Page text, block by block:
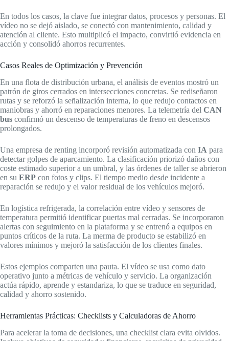
En todos los casos, la clave fue integrar datos, procesos y personas. El
vídeo no se dejó aislado, se conectó con mantenimiento, calidad y
atención al cliente. Esto multiplicó el impacto, convirtió evidencia en
acción y consolidó ahorros recurrentes.
Casos Reales de Optimización y Prevención
En una flota de distribución urbana, el análisis de eventos mostró un
patrón de giros cerrados en intersecciones concretas. Se rediseñaron
rutas y se reforzó la señalización interna, lo que redujo contactos en
maniobras y ahorró en reparaciones menores. La telemetría del CAN
bus confirmó un descenso de temperaturas de freno en descensos
prolongados.
Una empresa de renting incorporó revisión automatizada con IA para
detectar golpes de aparcamiento. La clasificación priorizó daños con
coste estimado superior a un umbral, y las órdenes de taller se abrieron
en su ERP con fotos y clips. El tiempo medio desde incidente a
reparación se redujo y el valor residual de los vehículos mejoró.
En logística refrigerada, la correlación entre vídeo y sensores de
temperatura permitió identificar puertas mal cerradas. Se incorporaron
alertas con seguimiento en la plataforma y se entrenó a equipos en
puntos críticos de la ruta. La merma de producto se estabilizó en
valores mínimos y mejoró la satisfacción de los clientes finales.
Estos ejemplos comparten una pauta. El vídeo se usa como dato
operativo junto a métricas de vehículo y servicio. La organización
actúa rápido, aprende y estandariza, lo que se traduce en seguridad,
calidad y ahorro sostenido.
Herramientas Prácticas: Checklists y Calculadoras de Ahorro
Para acelerar la toma de decisiones, una checklist clara evita olvidos.